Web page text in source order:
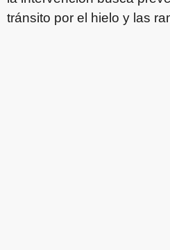
tránsito por el hielo y las